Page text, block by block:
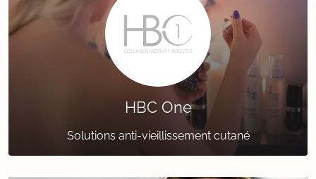
HBC One
Solutions anti-vieillissement cutané